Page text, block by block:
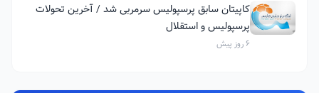
کاپیتان سابق پرسپولیس سرمربی شد / آخرین تحولات
پرسپولیس و استقلال
6 روز پیش